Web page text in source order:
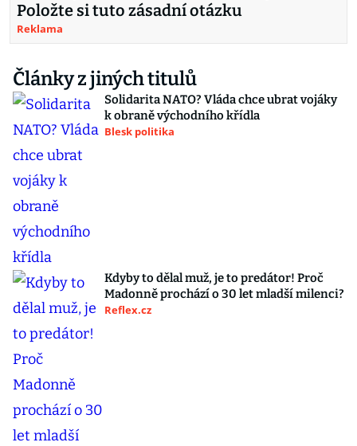
Položte si tuto zásadní otázku
Reklama
Články z jiných titulů
Solidarita NATO? Vláda chce ubrat vojáky
k obraně východního křídla
Blesk politika
Kdyby to dělal muž, je to predátor! Proč
Madonně prochází o 30 let mladší milenci?
Reflex.cz